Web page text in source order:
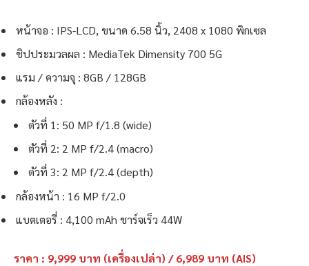
หน้าจอ : IPS-LCD, ขนาด 6.58 นิ้ว, 2408 x 1080 พิกเซล
ชิปประมวลผล : MediaTek Dimensity 700 5G
แรม / ความจุ : 8GB / 128GB
กล้องหลัง :
ตัวที่ 1: 50 MP f/1.8 (wide)
ตัวที่ 2: 2 MP f/2.4 (macro)
ตัวที่ 3: 2 MP f/2.4 (depth)
กล้องหน้า : 16 MP f/2.0
แบตเตอรี่ : 4,100 mAh ชาร์จเร็ว 44W
ราคา : 9,999 บาท (เครื่องเปล่า) / 6,989 บาท (AIS)